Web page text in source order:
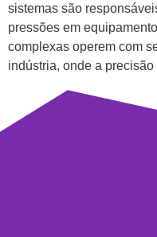
sistemas são
pressões em
complexas operem com
indústria, onde a